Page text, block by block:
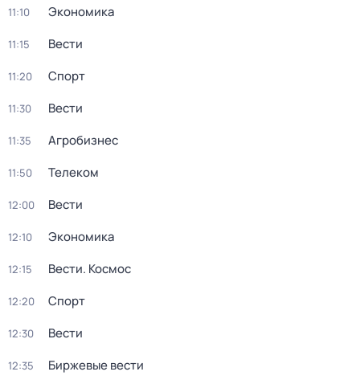
11:10 Экономика
11:15 Вести
11:20 Спорт
11:30 Вести
11:35 Агробизнес
11:50 Телеком
12:00 Вести
12:10 Экономика
12:15 Вести. Космос
12:20 Спорт
12:30 Вести
12:35 Биржевые вести